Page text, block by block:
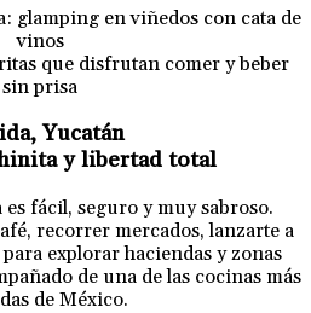
glamping en viñedos con cata de
vinos
que disfrutan comer y beber
sin prisa
Yucatán
y libertad total
fácil, seguro y muy sabroso.
recorrer mercados, lanzarte a
explorar haciendas y zonas
de una de las cocinas más
de México.